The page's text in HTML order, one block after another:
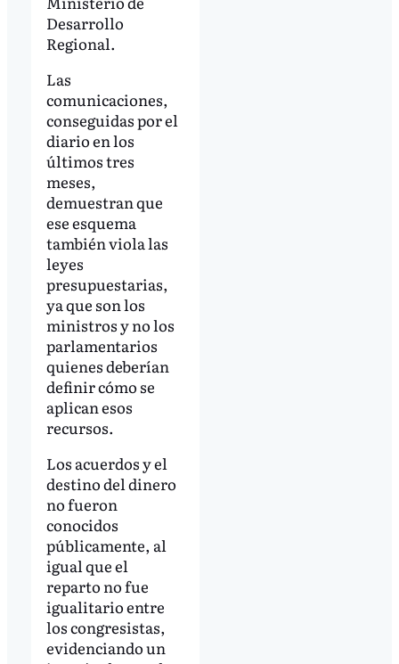
Desarrollo
Regional.
Las
comunicaciones,
conseguidas por el
diario en los
últimos tres
meses,
demuestran que
ese esquema
también viola las
leyes
presupuestarias,
ya que son los
ministros y no los
parlamentarios
quienes deberían
definir cómo se
aplican esos
recursos.
Los acuerdos y el
destino del dinero
no fueron
conocidos
públicamente, al
igual que el
reparto no fue
igualitario entre
los congresistas,
evidenciando un